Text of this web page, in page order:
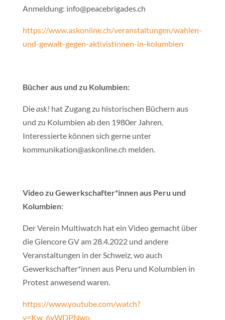
Anmeldung: info@peacebrigades.ch
https://www.askonline.ch/veranstaltungen/wahlen-
und-gewalt-gegen-aktivistinnen-in-kolumbien
Bücher aus und zu Kolumbien:
Dieask! hat Zugang zu historischen Büchern aus
und zu Kolumbien ab den 1980er Jahren.
Interessierte können sich gerne unter
kommunikation@askonline.ch melden.
Video zu Gewerkschafter*innen aus Peru und
Kolumbien:
Der Verein Multiwatch hat ein Video gemacht über
die Glencore GV am 28.4.2022 und andere
Veranstaltungen in der Schweiz, wo auch
Gewerkschafter*innen aus Peru und Kolumbien in
Protest anwesend waren.
https://www.youtube.com/watch?
v=Kw_6yWDPNwo